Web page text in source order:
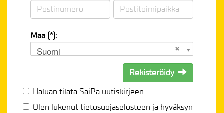
Maa (*):
Suomi
Rekisteröidy
Haluan tilata SaiPa uutiskirjeen
Olen lukenuttietosuojaselosteen ja hyväksyn